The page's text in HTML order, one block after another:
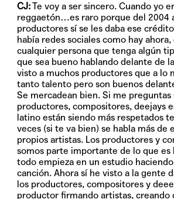
CJ:Te voy a ser sincero. Cuando yo
reggaetón…es raro porque del 2004
productores sí se les daba ese
había redes sociales como hay
cualquier persona que tenga algún
que sea bueno hablando delante de
visto a muchos productores que a lo
tanto talento pero son buenos
Se mercadean bien. Si me preguntas
productores, compositores, deejays
latino están siendo más respetados
veces (si te va bien) se habla más de
propios artistas. Los productores y
somos parte importante de lo que es
todo empieza en un estudio
canción. Ahora sí he visto a la gente
los productores, compositores y
productor firmando artistas, creando